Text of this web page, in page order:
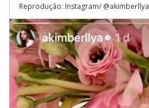
Reprodução: Instagram/ @akimberllya